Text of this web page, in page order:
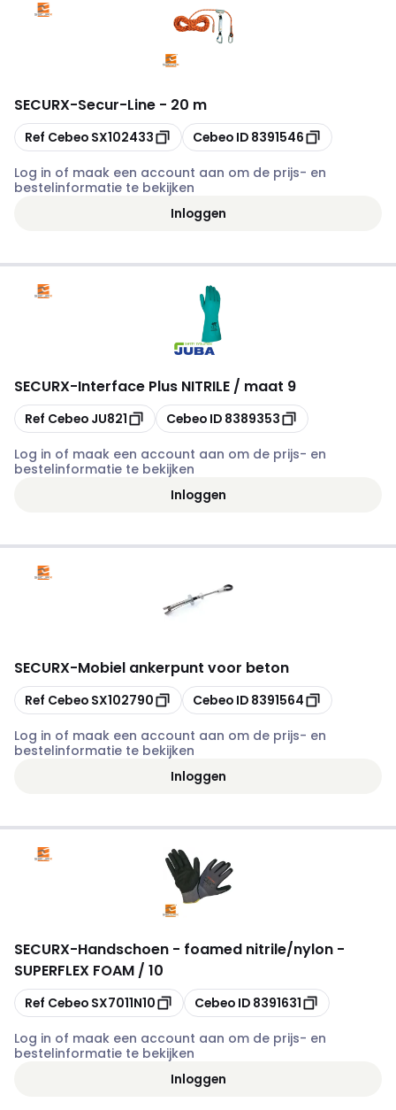
SECURX-Secur-Line - 20 m
Kopiëren
Ref Cebeo SX102433 Kopiëren
Cebeo ID 8391546
Log in of maak een account aan om de prijs- en
bestelinformatie te bekijken
Inloggen
SECURX-Interface Plus NITRILE / maat 9
Kopiëren
Ref Cebeo JU821 Kopiëren
Cebeo ID 8389353
Log in of maak een account aan om de prijs- en
bestelinformatie te bekijken
Inloggen
SECURX-Mobiel ankerpunt voor beton
Kopiëren
Ref Cebeo SX102790 Kopiëren
Cebeo ID 8391564
Log in of maak een account aan om de prijs- en
bestelinformatie te bekijken
Inloggen
SECURX-Handschoen - foamed nitrile/nylon -
SUPERFLEX FOAM / 10
Kopiëren
Ref Cebeo SX7011N10 Kopiëren
Cebeo ID 8391631
Log in of maak een account aan om de prijs- en
bestelinformatie te bekijken
Inloggen